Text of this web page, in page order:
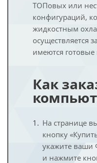
ТОПовых или
конфигураций,
жидкостным
осуществляется
имеются
Как
На странице
кнопку
укажите ваши
и нажмите